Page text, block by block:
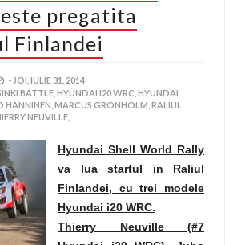
pregatita
Finlandei
- JOI, IULIE 31, 2014
BATTLE, HYUNDAI I20 WRC, HYUNDAI
HANNINEN, MARCUS GRONHOLM, RALIUL
NEUVILLE,
Hyundai Shell World Rally
va lua startul in Raliul
Finlandei, cu trei modele
Hyundai i20 WRC.
Thierry Neuville (#7